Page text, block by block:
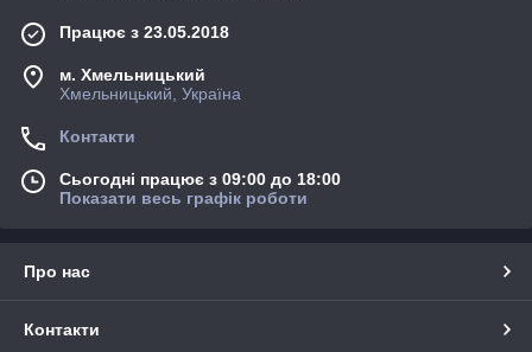
Працює з 23.05.2018
м. Хмельницький
Хмельницький, Україна
Контакти
Сьогодні працює з 09:00 до 18:00
Показати весь графік роботи
Про нас
Контакти